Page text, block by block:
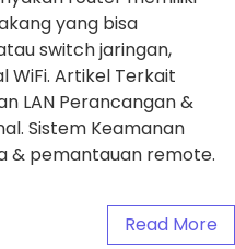
yang bisa
switch jaringan,
WiFi. Artikel Terkait
LAN Perancangan &
Sistem Keamanan
& pemantauan remote.
Read More